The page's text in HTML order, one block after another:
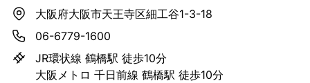
大阪府大阪市天王寺区細工谷1-3-18
06-6779-1600
JR環状線 鶴橋駅 徒歩10分
大阪メトロ 千日前線 鶴橋駅 徒歩10分